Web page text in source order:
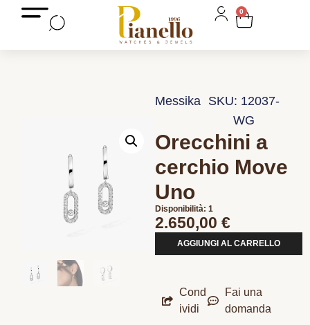
0
Messika SKU: 12037-
WG
Orecchini a
cerchio Move
Uno
Disponibilità: 1
2.650,00 €
AGGIUNGI AL CARRELLO
Cond
ividi
Fai una
domanda